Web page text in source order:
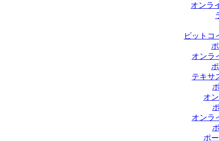
オンラ
ビットコ
オンラ
テキサ
オ
オンラ
ポ